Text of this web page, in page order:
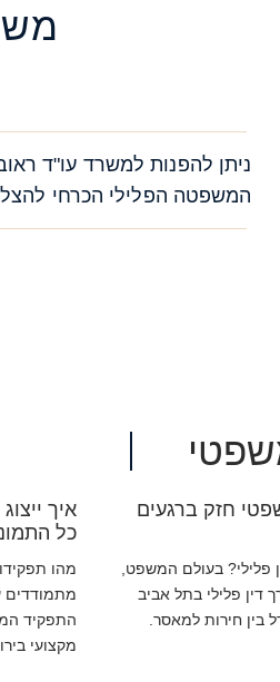
ניתן להפנות למשרד עו"ד
המשפטה הפלילי הכרחי
חזק ברגעים
פלילי? בעולם המשפט,
דין פלילי בתל אביב
בין חירות למאסר.
איך
כל
מהו
מתמודדים
התפקיד
מקצועי